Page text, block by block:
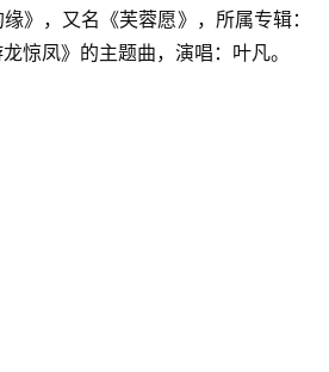
》，又名《芙蓉愿》，所属专辑：
惊凤》的主题曲，演唱：叶凡。